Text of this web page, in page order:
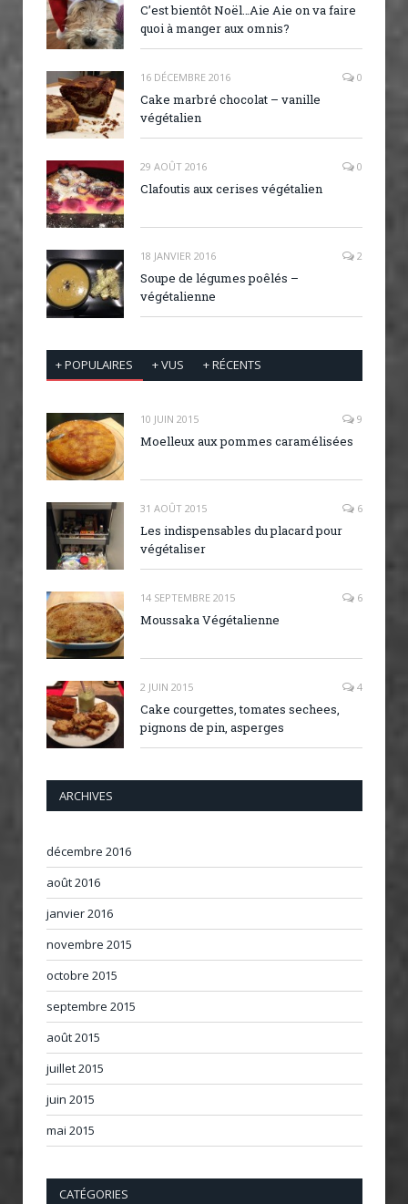
C’est bientôt Noël…Aie Aie on va faire
quoi à manger aux omnis?
16 DÉCEMBRE 2016 0
Cake marbré chocolat – vanille
végétalien
29 AOÛT 2016 0
Clafoutis aux cerises végétalien
18 JANVIER 2016 2
Soupe de légumes poêlés –
végétalienne
+ POPULAIRES + VUS + RÉCENTS
10 JUIN 2015 9
Moelleux aux pommes caramélisées
31 AOÛT 2015 6
Les indispensables du placard pour
végétaliser
14 SEPTEMBRE 2015 6
Moussaka Végétalienne
2 JUIN 2015 4
Cake courgettes, tomates sechees,
pignons de pin, asperges
ARCHIVES
décembre 2016
août 2016
janvier 2016
novembre 2015
octobre 2015
septembre 2015
août 2015
juillet 2015
juin 2015
mai 2015
CATÉGORIES